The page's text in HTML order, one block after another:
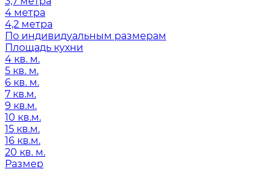
4 метра
4,2 метра
По индивидуальным размерам
Площадь кухни
4 кв. м.
5 кв. м.
6 кв. м.
7 кв.м.
9 кв.м.
10 кв.м.
15 кв.м.
16 кв.м.
20 кв. м.
Размер